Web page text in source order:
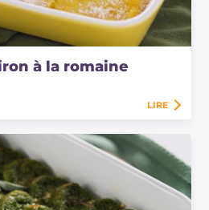
à la romaine
LIRE